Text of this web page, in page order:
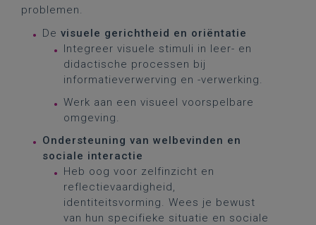
problemen.
De visuele gerichtheid en oriëntatie
Integreer visuele stimuli in leer- en
didactische processen bij
informatieverwerving en -verwerking.
Werk aan een visueel voorspelbare
omgeving.
Ondersteuning van welbevinden en
sociale interactie
Heb oog voor zelfinzicht en
reflectievaardigheid,
identiteitsvorming. Wees je bewust
van hun specifieke situatie en sociale